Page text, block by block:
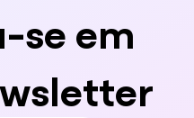
se em